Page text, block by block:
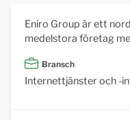
Eniro Group är ett
medelstora företag
Bransch
Internettjänster och -